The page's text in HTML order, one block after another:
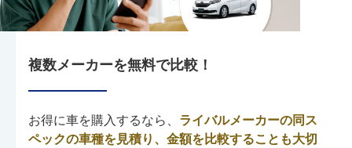
複数メーカーを無料で比較！
お得に車を購入するなら、 ライバルメーカーの同ス
ペックの車種を見積り、金額を比較することも大切